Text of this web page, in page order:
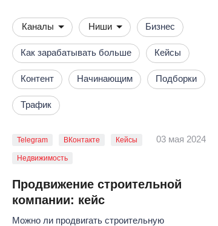
Каналы Ниши Бизнес
Как зарабатывать больше Кейсы
Контент Начинающим Подборки
Трафик
03 мая 2024
Telegram ВКонтакте Кейсы
Недвижимость
Продвижение строительной
компании: кейс
Можно ли продвигать строительную